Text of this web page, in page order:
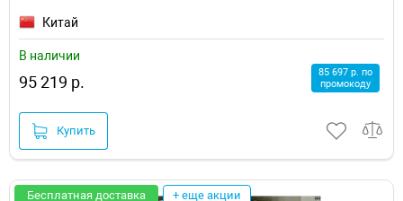
Китай
В наличии
95 219 р.
85 697 р. по
промокоду
Купить
Бесплатная доставка + еще акции